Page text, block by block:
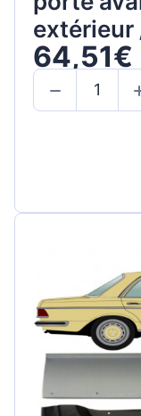
extérieur
Ensemble
64,51€